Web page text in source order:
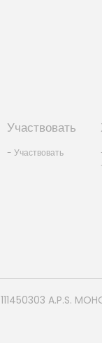
Участвовать
- Участвовать
A.P.S.